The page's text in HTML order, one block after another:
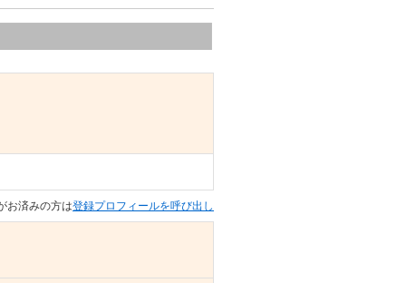
お済みの方は登録プロフィールを呼び出し